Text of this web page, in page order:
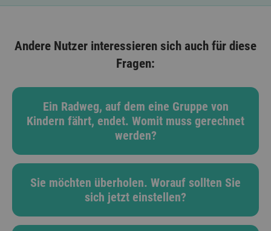
Andere Nutzer interessieren sich auch für diese
Fragen:
Ein Radweg, auf dem eine Gruppe von
Kindern fährt, endet. Womit muss gerechnet
werden?
Sie möchten überholen. Worauf sollten Sie
sich jetzt einstellen?